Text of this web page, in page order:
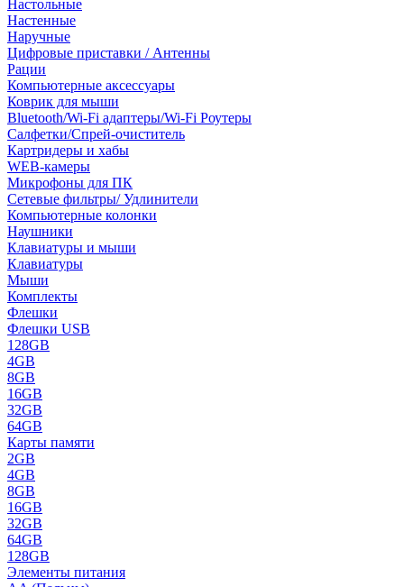
Настольные
Настенные
Наручные
Цифровые приставки / Антенны
Рации
Компьютерные аксессуары
Коврик для мыши
Bluetooth/Wi-Fi адаптеры/Wi-Fi Роутеры
Салфетки/Спрей-очиститель
Картридеры и хабы
WEB-камеры
Микрофоны для ПК
Сетевые фильтры/ Удлинители
Компьютерные колонки
Наушники
Клавиатуры и мыши
Клавиатуры
Мыши
Комплекты
Флешки
Флешки USB
128GB
4GB
8GB
16GB
32GB
64GB
Карты памяти
2GB
4GB
8GB
16GB
32GB
64GB
128GB
Элементы питания